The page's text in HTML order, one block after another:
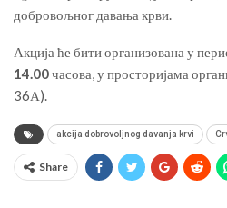
добровољног давања крви.
Акција ће бити организована у
14.00часова, у просторијама
36А).
akcija dobrovoljnog davanja krvi
Share